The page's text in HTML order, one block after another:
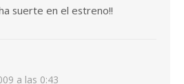
suerte en el estreno!!
a las 0:43